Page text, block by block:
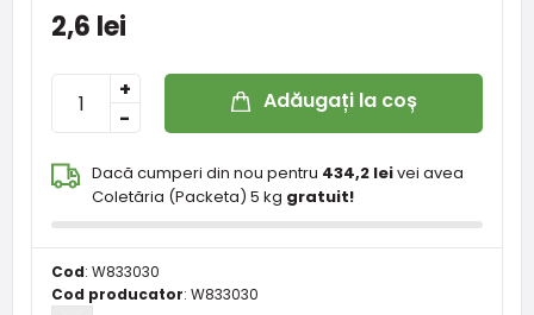
2,6 lei
-
+ Adăugați la coș
Dacă cumperi din nou pentru 434,2 leivei avea
Coletăria (Packeta) 5 kg gratuit!
Cod: W833030
Cod producator: W833030